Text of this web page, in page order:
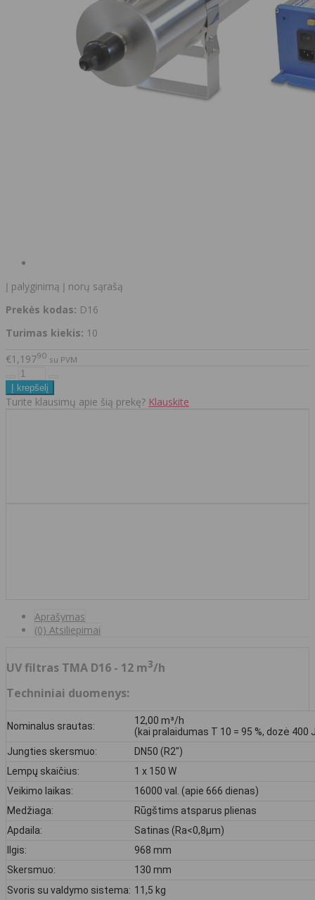
Į palyginimą Į norų sąrašą
Prekės kodas: D16
Turimas kiekis: 10
€1,19790 su PVM
Turite klausimų apie šią prekę? Klauskite
Aprašymas
(0) Atsiliepimai
UV filtras TMA D16 - 12 m3/h
Techniniai duomenys:
Nominalus srautas:
12,00 m³/h
(kai pralaidumas T 10 = 95 %, dozė 400
Jungties skersmuo:
DN50 (R2")
Lempų skaičius:
1 x 150 W
Veikimo laikas:
16000 val. (apie 666 dienas)
Medžiaga:
Rūgštims atsparus plienas
Apdaila:
Satinas (Ra<0,8µm)
Ilgis:
968 mm
Skersmuo:
130 mm
Svoris su valdymo sistema: 11,5 kg